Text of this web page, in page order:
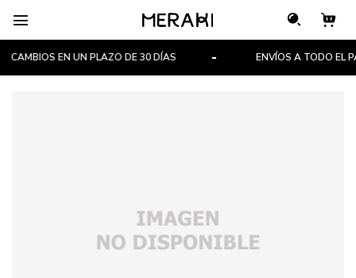

CAMBIOS EN UN PLAZO DE 30 DÍAS ENVÍOS A TODO EL